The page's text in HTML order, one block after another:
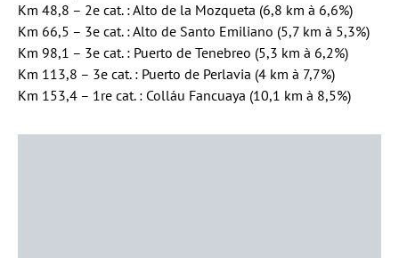
Km 48,8 – 2e cat. : Alto de la Mozqueta (6,8 km à 6,6%)
Km 66,5 – 3e cat. : Alto de Santo Emiliano (5,7 km à 5,3%)
Km 98,1 – 3e cat. : Puerto de Tenebreo (5,3 km à 6,2%)
Km 113,8 – 3e cat. : Puerto de Perlavia (4 km à 7,7%)
Km 153,4 – 1re cat. : Colláu Fancuaya (10,1 km à 8,5%)